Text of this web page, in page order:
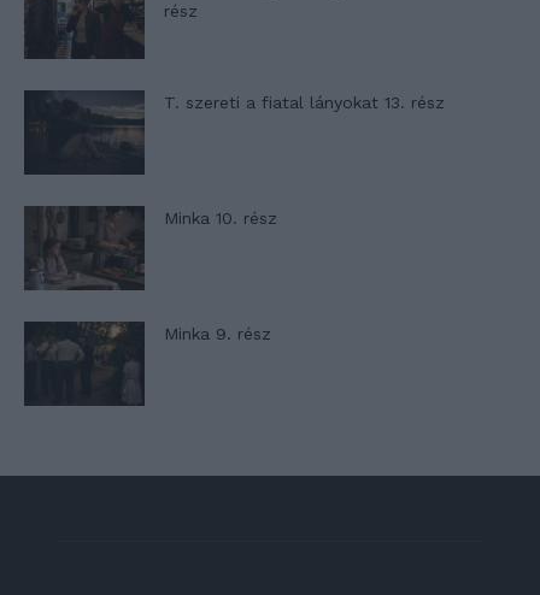
rész
T. szereti a fiatal lányokat 13. rész
Minka 10. rész
Minka 9. rész